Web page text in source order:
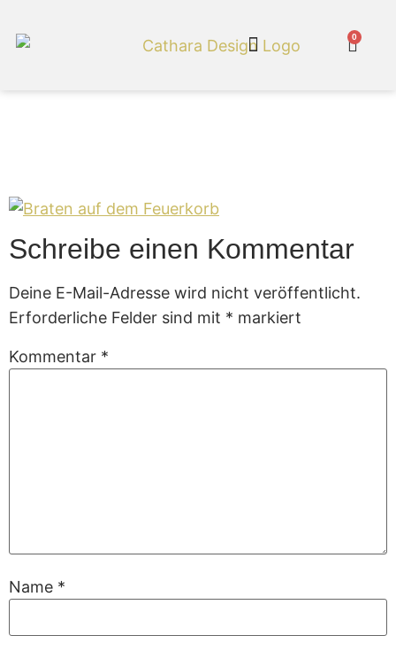
0
Schreibe einen Kommentar
Deine E-Mail-Adresse wird nicht veröffentlicht.
Erforderliche Felder sind mit * markiert
Kommentar *
Name *